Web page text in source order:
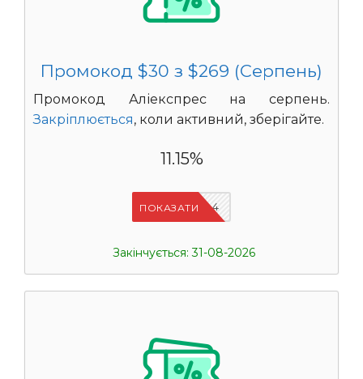
Промокод $30 з $269 (Серпень)
Промокод Аліекспрес на серпень.
Закріплюється, коли активний, зберігайте.
11.15%
IFPDMDL4
ПОКАЗАТИ
Закінчується: 31-08-2026